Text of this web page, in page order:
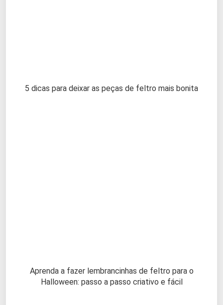
5 dicas para deixar as peças de feltro mais bonita
Aprenda a fazer lembrancinhas de feltro para o
Halloween: passo a passo criativo e fácil